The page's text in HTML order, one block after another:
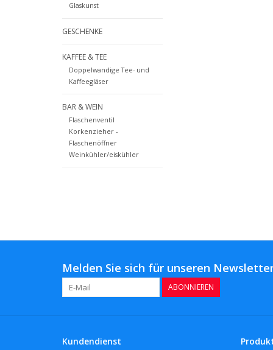
Glaskunst
GESCHENKE
KAFFEE & TEE
Doppelwandige Tee- und
Kaffeegläser
BAR & WEIN
Flaschenventil
Korkenzieher -
Flaschenöffner
Weinkühler/eiskühler
Melden Sie sich für unseren
ABONNIEREN
Kundendienst